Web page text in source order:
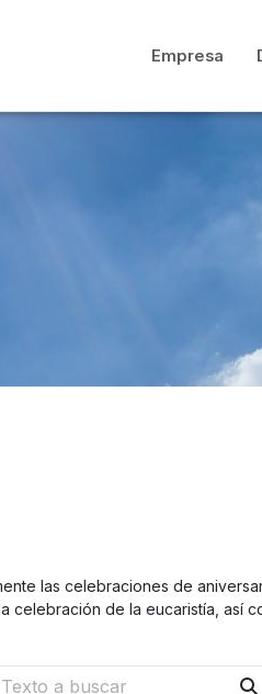
Empresa
las celebraciones de
celebración de la eucaristía, así